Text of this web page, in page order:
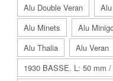
Alu Double Veran
Alu Minets
Alu
Alu Thalia
Alu Veran
1930 BASSE. L: 50 mm